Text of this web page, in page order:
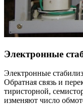
Электронные
Электронные
Обратная связь и
тиристорной,
изменяют число